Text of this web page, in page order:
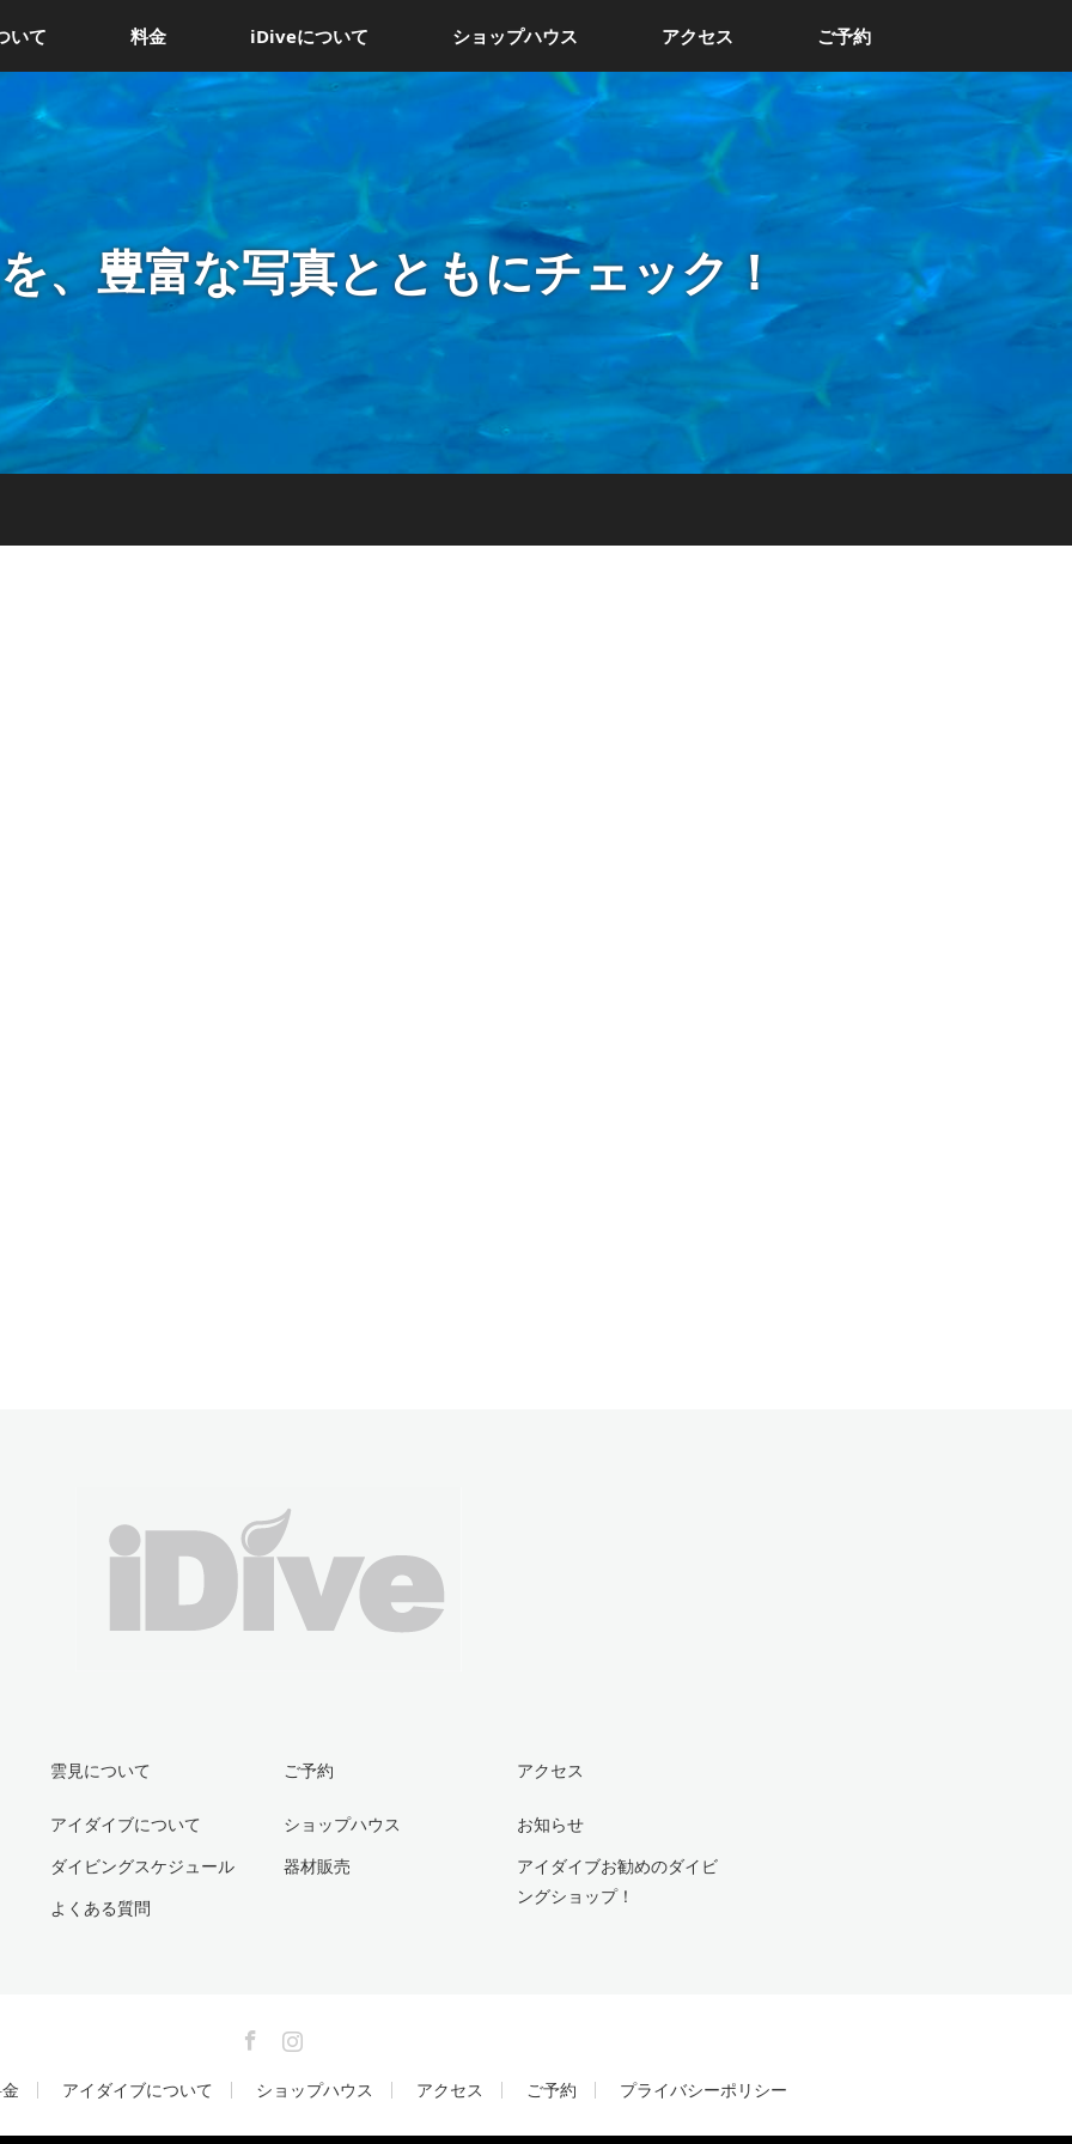
いて 料金 iDiveについて ショップハウス アクセス ご予約
、豊富な写真とともにチェック！
雲見について
アイダイブについて
ダイビングスケジュール
よくある質問
ご予約
ショップハウス
器材販売
アクセス
お知らせ
アイダイブお勧めのダイビ
ングショップ！
アイダイブについて ショップハウス アクセス ご予約 プライバシーポリシー